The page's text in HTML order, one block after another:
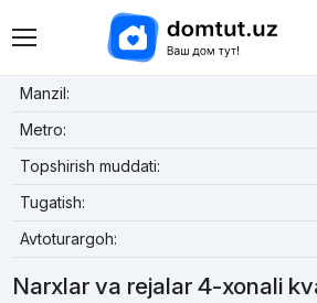
Manzil:
Metro:
Topshirish muddati:
Tugatish:
Avtoturargoh:
Narxlar va rejalar 4-xonali